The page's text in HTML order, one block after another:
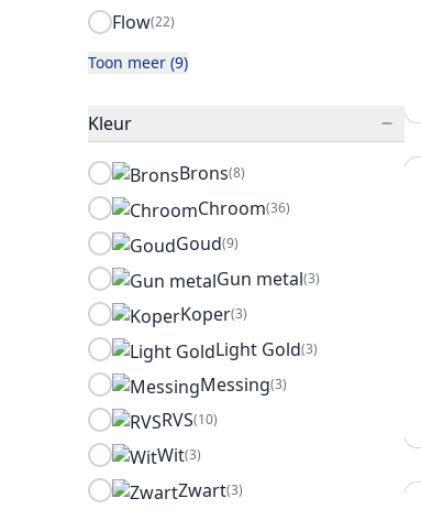
Flow(22)
Toon meer (9)
Kleur
Brons(8)
Chroom(36)
Goud(9)
Gun metal(3)
Koper(3)
Light Gold(3)
Messing(3)
RVS(10)
Wit(3)
Zwart(3)